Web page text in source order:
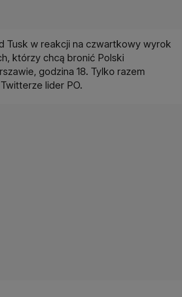
Tusk w reakcji na czwartkowy wyrok
którzy chcą bronić Polski
godzina 18. Tylko razem
lider PO.